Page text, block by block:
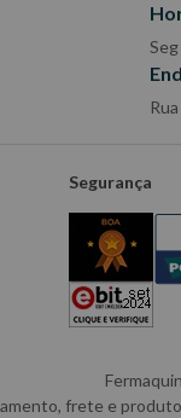
Segurança
frete e